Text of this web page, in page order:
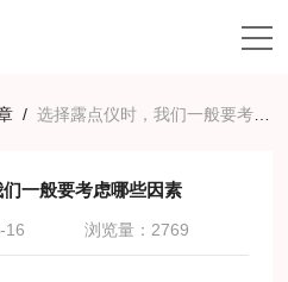
/选择露点仪时，我们一般要考虑哪些因素
一般要考虑哪些因素
16 浏览量：2769